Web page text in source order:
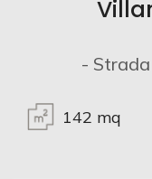
-
142 mq
Terreni